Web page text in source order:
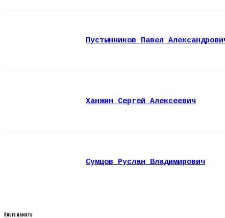
Пустынников Павел
Ханжин Сергей Алексеевич
Сумцов Руслан Владимирович
Книга памяти